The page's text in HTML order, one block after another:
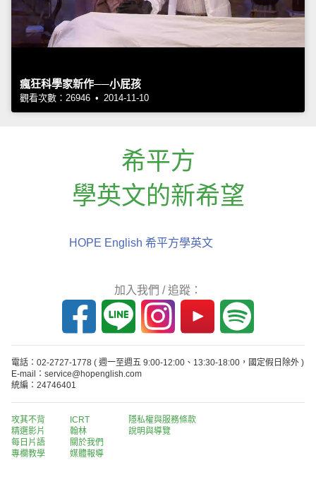
瘋狂科學家新作──小屁孩
觀看次數：26946 • 2014-11-10
希平方
學英文的新希望
HOPE English 希平方學英文
加入我們 / 追蹤：
電話：02-2727-1778 ( 週一至週五 9:00-12:00、13:30-18:00，國定假日除外 )
E-mail：service@hopenglish.com
統編：24746401
攻其不背
精選影片
每日片語
專欄教學
ICRT
翰林
關於我們
媒體報導
隱私權與服務條款
說明與導覽